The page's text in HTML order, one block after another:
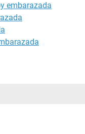
embarazada